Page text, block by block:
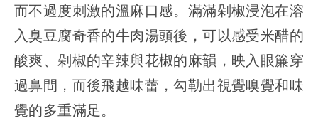
而不過度刺激的溫麻口感。滿滿剁椒浸泡在溶
入臭豆腐奇香的牛肉湯頭後，可以感受米醋的
酸爽、剁椒的辛辣與花椒的麻韻，映入眼簾穿
過鼻間，而後飛越味蕾，勾勒出視覺嗅覺和味
覺的多重滿足。